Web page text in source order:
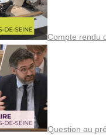
Compte rendu
Question au